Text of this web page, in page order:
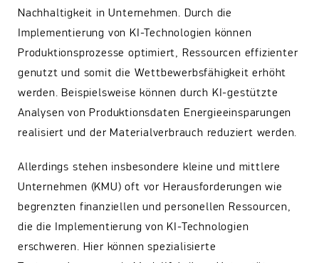
Nachhaltigkeit in Unternehmen. Durch die
Implementierung von KI-Technologien können
Produktionsprozesse optimiert, Ressourcen effizienter
genutzt und somit die Wettbewerbsfähigkeit erhöht
werden. Beispielsweise können durch KI-gestützte
Analysen von Produktionsdaten Energieeinsparungen
realisiert und der Materialverbrauch reduziert werden.​
Allerdings stehen insbesondere kleine und mittlere
Unternehmen (KMU) oft vor Herausforderungen wie
begrenzten finanziellen und personellen Ressourcen,
die die Implementierung von KI-Technologien
erschweren. Hier können spezialisierte